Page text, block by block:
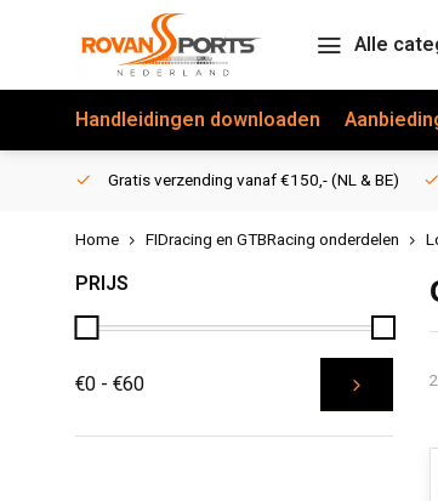
Alle
Handleidingen downloaden
Gratis verzending vanaf €150,- (NL & BE)
Home FIDracing en GTBRacing onderdelen
PRIJS
€0 - €60